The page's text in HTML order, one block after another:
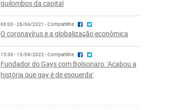
quilombos da capital
06:00 - 26/04/2021 - Compartilhe
O coronavírus e a globalização econômica
15:30 - 15/09/2022 - Compartilhe
Fundador do Gays com Bolsonaro: 'Acabou a
história que gay é de esquerda'